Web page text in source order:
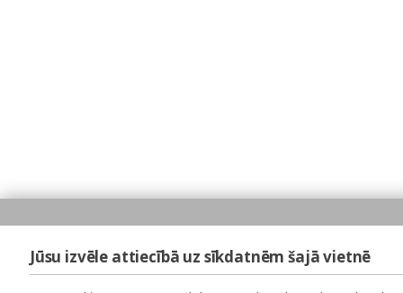
Jūsu izvēle attiecībā uz sīkdatnēm šajā vietnē